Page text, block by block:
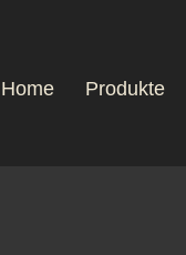
Home Produkte